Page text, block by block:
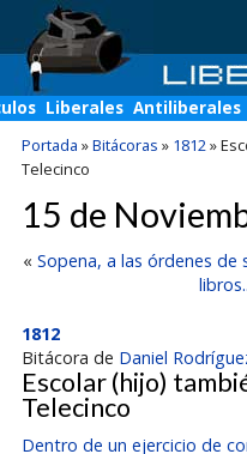
Liberales Antiliberales
Portada »Bitácoras » 1812»
Telecinco
15 de
« Sopena, a las órdenes de
1812
Bitácora de Daniel
Escolar (hijo)
Telecinco
Dentro de un ejercicio de